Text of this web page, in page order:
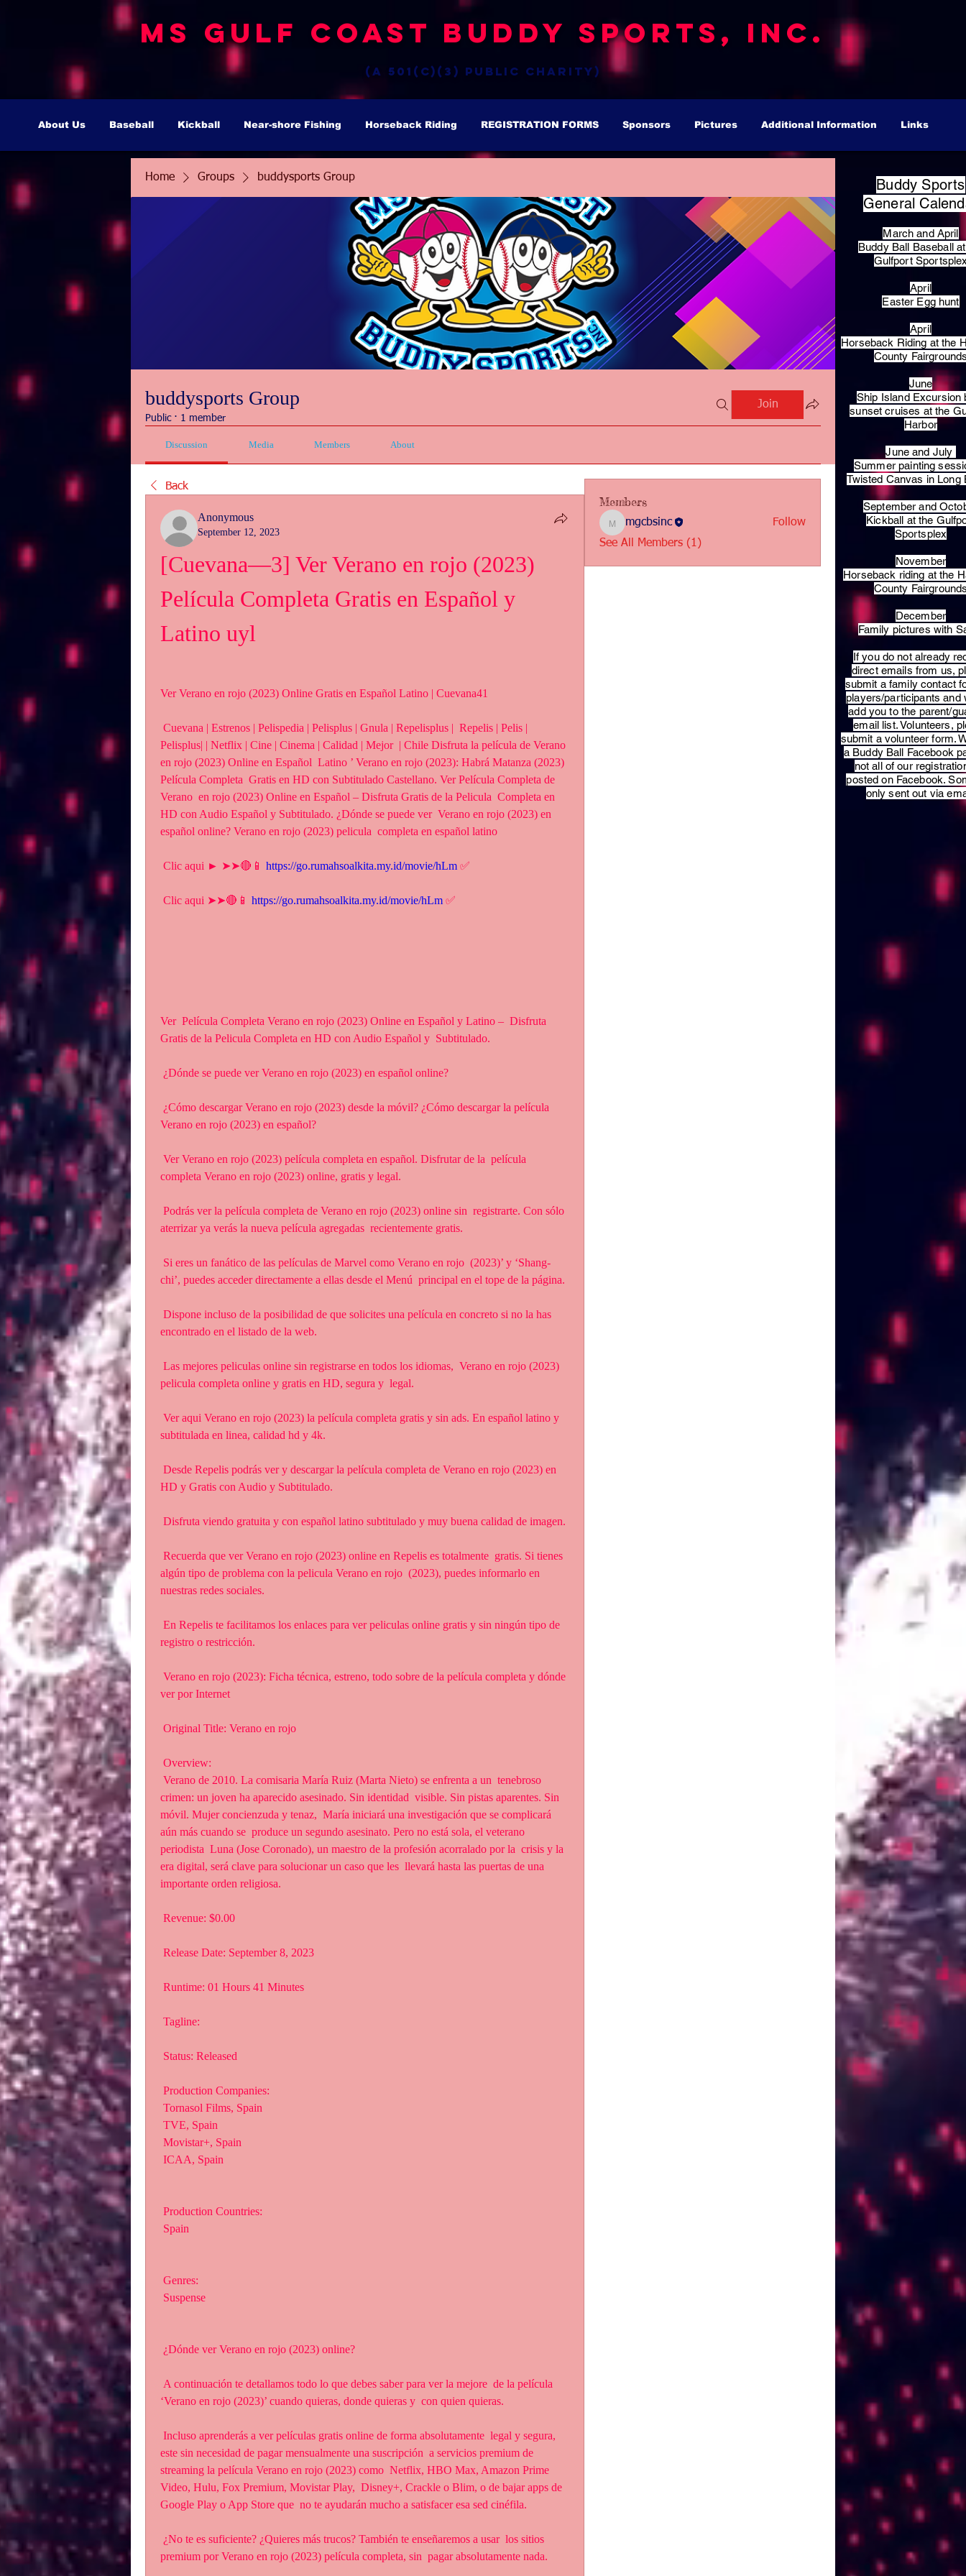
MS Gulf Coast Buddy Sports, Inc.
(a 501(c)(3) public charity)
About Us Baseball Kickball Near-shore Fishing Horseback Riding REGISTRATION FORMS Sponsors Pictures Additional Information Links
Home Groups buddysports Group
buddysports Group
Public · 1 member
Join
Discussion Media Members About
Back
Anonymous
September 12, 2023
[Cuevana—3] Ver Verano en rojo (2023)
Película Completa Gratis en Español y
Latino uyl
Ver Verano en rojo (2023) Online Gratis en Español Latino | Cuevana41
Pelisplus| | Netflix | Cine | Cinema | Calidad | Mejor  | Chile Disfruta la película de Verano
en rojo (2023) Online en Español  Latino ’ Verano en rojo (2023): Habrá Matanza (2023)
Película Completa  Gratis en HD con Subtitulado Castellano. Ver Película Completa de
Verano  en rojo (2023) Online en Español – Disfruta Gratis de la Pelicula  Completa en
HD con Audio Español y Subtitulado. ¿Dónde se puede ver  Verano en rojo (2023) en
español online? Verano en rojo (2023) pelicula  completa en español latino
Clic aqui ► ➤➤🔴📱 https://go.rumahsoalkita.my.id/movie/hLm ✅
Clic aqui ➤➤🔴📱 https://go.rumahsoalkita.my.id/movie/hLm ✅
Ver  Película Completa Verano en rojo (2023) Online en Español y Latino –  Disfruta
Gratis de la Pelicula Completa en HD con Audio Español y  Subtitulado.
¿Dónde se puede ver Verano en rojo (2023) en español online?
Verano en rojo (2023) en español?
completa Verano en rojo (2023) online, gratis y legal.
aterrizar ya verás la nueva película agregadas  recientemente gratis.
chi’, puedes acceder directamente a ellas desde el Menú  principal en el tope de la página.
encontrado en el listado de la web.
pelicula completa online y gratis en HD, segura y  legal.
subtitulada en linea, calidad hd y 4k.
HD y Gratis con Audio y Subtitulado.
Disfruta viendo gratuita y con español latino subtitulado y muy buena calidad de imagen.
algún tipo de problema con la pelicula Verano en rojo  (2023), puedes informarlo en
nuestras redes sociales.
registro o restricción.
ver por Internet
Original Title: Verano en rojo
Overview:
crimen: un joven ha aparecido asesinado. Sin identidad  visible. Sin pistas aparentes. Sin
móvil. Mujer concienzuda y tenaz,  María iniciará una investigación que se complicará
aún más cuando se  produce un segundo asesinato. Pero no está sola, el veterano
periodista  Luna (Jose Coronado), un maestro de la profesión acorralado por la  crisis y la
era digital, será clave para solucionar un caso que les  llevará hasta las puertas de una
importante orden religiosa.
Revenue: $0.00
Release Date: September 8, 2023
Runtime: 01 Hours 41 Minutes
Tagline:
Status: Released
Production Companies:
Tornasol Films, Spain
TVE, Spain
Movistar+, Spain
ICAA, Spain
Production Countries:
Spain
Genres:
Suspense
¿Dónde ver Verano en rojo (2023) online?
‘Verano en rojo (2023)’ cuando quieras, donde quieras y  con quien quieras.
este sin necesidad de pagar mensualmente una suscripción  a servicios premium de
streaming la película Verano en rojo (2023) como  Netflix, HBO Max, Amazon Prime
Video, Hulu, Fox Premium, Movistar Play,  Disney+, Crackle o Blim, o de bajar apps de
Google Play o App Store que  no te ayudarán mucho a satisfacer esa sed cinéfila.
premium por Verano en rojo (2023) película completa, sin  pagar absolutamente nada.
Members
mgcbsinc
mgcbsinc
Follow
See All Members (1)
Buddy Sports
General
March and April
Buddy Ball Baseball
Gulfport
April
Easter Egg hunt
April
Horseback Riding at the
County
June
Ship Island Excursion
sunset cruises at the
Harbor
June and July
Summer painting
Twisted Canvas in Long
September and
Kickball at the
Sportsplex
November
Horseback riding at the
County
December
Family pictures with
​If you do not already
direct emails from us,
submit a family contact
players/participants and
add you to the parent/
email list. Volunteers,
submit a volunteer form.
a Buddy Ball Facebook
not all of our
posted on Facebook.
only sent out via